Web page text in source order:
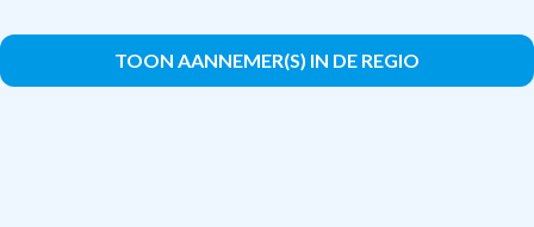
TOON AANNEMER(S) IN DE REGIO